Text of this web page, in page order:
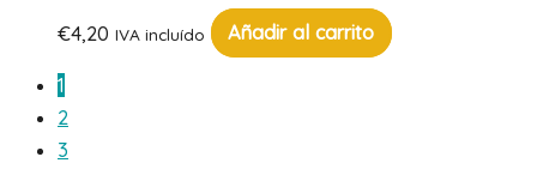
€4,20 IVA incluído Añadir al carrito
1
2
3